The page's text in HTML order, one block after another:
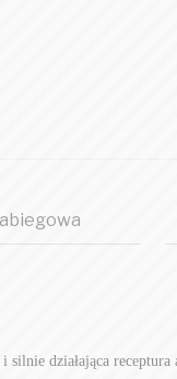
i silnie działająca receptura